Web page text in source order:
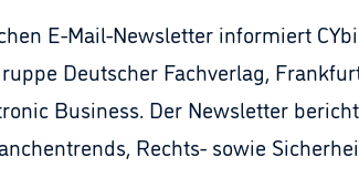
E-Mail-Newsletter informiert
Deutscher Fachverlag,
Business. Der Newsletter
Rechts- sowie